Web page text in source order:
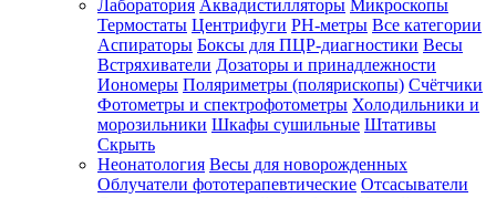
Все
покупки
одном
месте
Личный
менеджер
Отслеживание
статуса
заказа
Лаборатория Аквадистилляторы Микроскопы
Термостаты Центрифуги PH-метры Все категории
Аспираторы Боксы для ПЦР-диагностики Весы
Встряхиватели Дозаторы и принадлежности
Иономеры Поляриметры (полярископы) Счётчики
Фотометры и спектрофотометры Холодильники и
морозильники Шкафы сушильные Штативы
Скрыть
Неонатология Весы для новорожденных
Облучатели фототерапевтические Отсасыватели